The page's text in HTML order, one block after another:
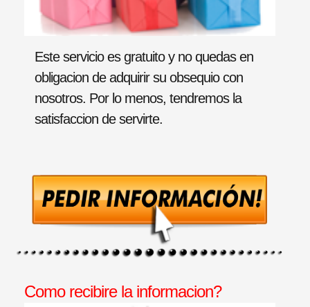
Este servicio es gratuito y no quedas en
obligacion de adquirir su obsequio con
nosotros. Por lo menos, tendremos la
satisfaccion de servirte.
Como recibire la informacion?